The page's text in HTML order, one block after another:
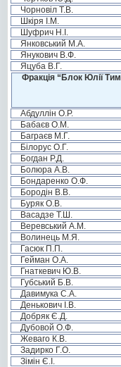
Чорновіл Т.В.
Шкіря І.М.
Шуфрич Н.І.
Янковський М.А.
Янукович В.Ф.
Яцуба В.Г.
Фракція “Блок Юлії
Абдуллін О.Р.
Бабаєв О.М.
Баграєв М.Г.
Білорус О.Г.
Богдан Р.Д.
Болюра А.В.
Бондаренко О.Ф.
Бородін В.В.
Буряк О.В.
Васадзе Т.Ш.
Веревський А.М.
Волинець М.Я.
Гасюк П.П.
Гейман О.А.
Гнаткевич Ю.В.
Губський Б.В.
Давимука С.А.
Денькович І.В.
Добряк Є.Д.
Дубовой О.Ф.
Жеваго К.В.
Задирко Г.О.
Зімін Є.І.